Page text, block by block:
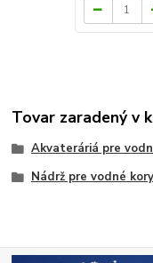
Tovar zaradený v
Akvateráriá pre
Nádrž pre vodné